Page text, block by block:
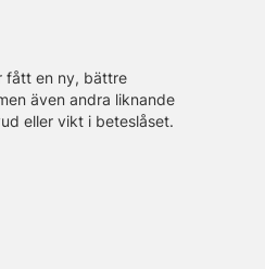
fått en ny, bättre
även andra liknande
eller vikt i beteslåset.